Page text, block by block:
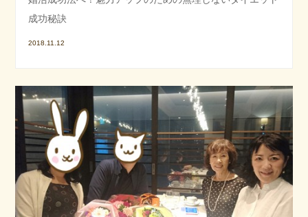
成功秘訣
2018.11.12